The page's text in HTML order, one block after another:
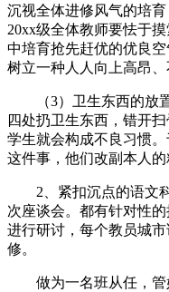
沉视全体进修风气的培
20xx级全体教师要怯于
中培育抢先赶优的优良
树立一种人人向上高昂、
（3）卫生东西的放置
四处扔卫生东西，错开
学生就会构成不良习惯
这件事，他们改副本人的
2、紧扣沉点的语文科
次座谈会。都有针对性
进行研讨，每个教员城
修。
做为一名班从任，管